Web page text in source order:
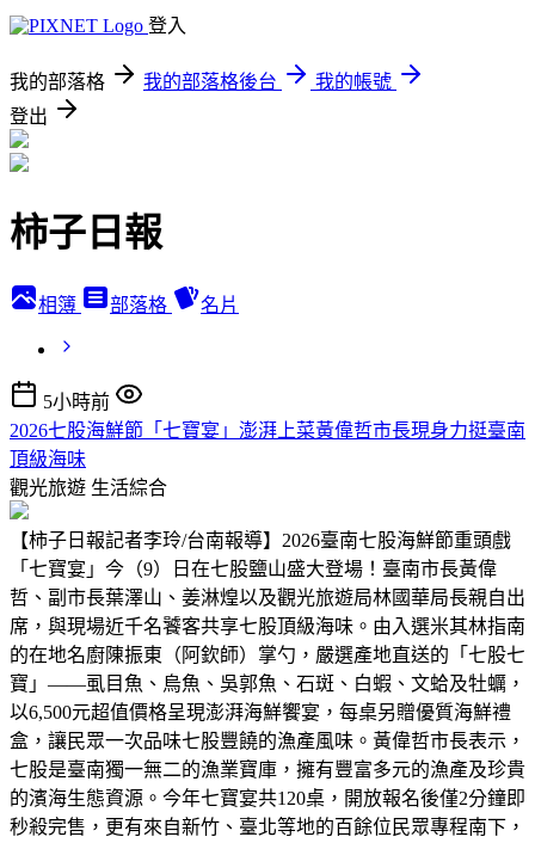
登入
我的部落格 我的部落格後台
我的帳號
登出
柿子日報
相簿 部落格 名片
5小時前
2026七股海鮮節「七寶宴」澎湃上菜黃偉哲市長現身力挺臺南
頂級海味
觀光旅遊 生活綜合
【柿子日報記者李玲/台南報導】2026臺南七股海鮮節重頭戲
「七寶宴」今（9）日在七股鹽山盛大登場！臺南市長黃偉
哲、副市長葉澤山、姜淋煌以及觀光旅遊局林國華局長親自出
席，與現場近千名饕客共享七股頂級海味。由入選米其林指南
的在地名廚陳振東（阿欽師）掌勺，嚴選產地直送的「七股七
寶」——虱目魚、烏魚、吳郭魚、石斑、白蝦、文蛤及牡蠣，
以6,500元超值價格呈現澎湃海鮮饗宴，每桌另贈優質海鮮禮
盒，讓民眾一次品味七股豐饒的漁產風味。黃偉哲市長表示，
七股是臺南獨一無二的漁業寶庫，擁有豐富多元的漁產及珍貴
的濱海生態資源。今年七寶宴共120桌，開放報名後僅2分鐘即
秒殺完售，更有來自新竹、臺北等地的百餘位民眾專程南下，